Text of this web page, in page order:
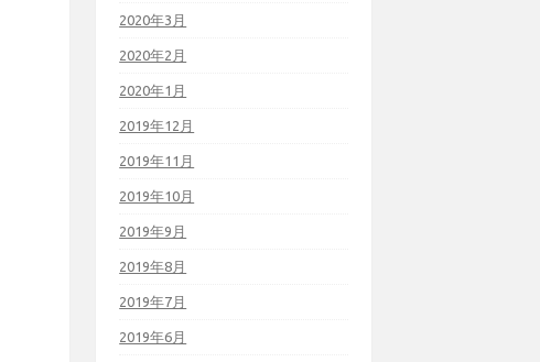
2020年3月
2020年2月
2020年1月
2019年12月
2019年11月
2019年10月
2019年9月
2019年8月
2019年7月
2019年6月